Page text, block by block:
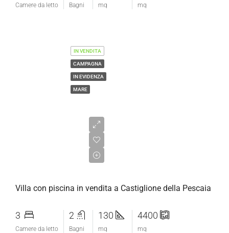
Camere da letto Bagni mq mq
IN VENDITA
CAMPAGNA
IN EVIDENZA
MARE
Villa con piscina in vendita a Castiglione della Pescaia
3
Camere da letto
2
Bagni
130
mq
4400
mq